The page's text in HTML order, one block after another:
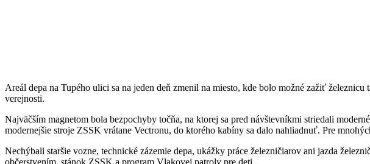
Areál depa na Tupého ulici sa na jeden deň zmenil na miesto, kde bolo možné zažiť
verejnosti.
Najväčším magnetom bola bezpochyby točňa, na ktorej sa pred návštevníkmi striedali
modernejšie stroje ZSSK vrátane Vectronu, do ktorého kabíny sa dalo nahliadnuť. Pre
Nechýbali staršie vozne, technické zázemie depa, ukážky práce železničiarov ani jazda
občerstvením, stánok ZSSK a program Vlakovej patroly pre deti.